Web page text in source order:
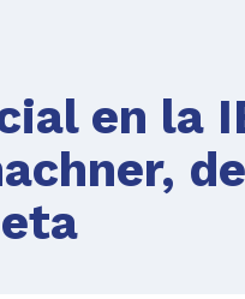
en la